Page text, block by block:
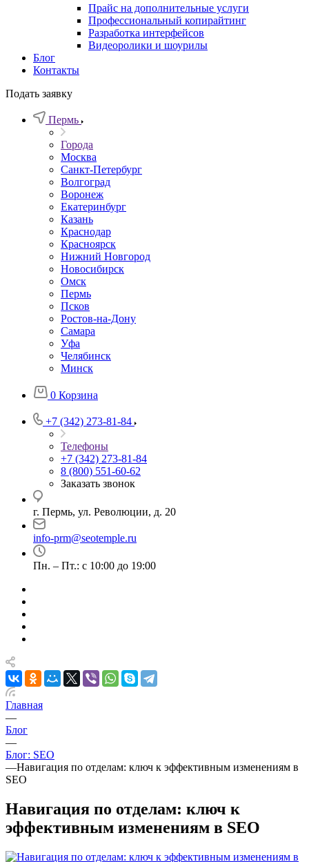
Прайс на дополнительные услуги
Профессиональный копирайтинг
Разработка интерфейсов
Видеоролики и шоурилы
Блог
Контакты
Подать заявку
Пермь
Города
Москва
Санкт-Петербург
Волгоград
Воронеж
Екатеринбург
Казань
Краснодар
Красноярск
Нижний Новгород
Новосибирск
Омск
Пермь
Псков
Ростов-на-Дону
Самара
Уфа
Челябинск
Минск
0 Корзина
+7 (342) 273-81-84
Телефоны
+7 (342) 273-81-84
8 (800) 551-60-62
Заказать звонок
г. Пермь, ул. Революции, д. 20
info-prm@seotemple.ru
Пн. – Пт.: с 10:00 до 19:00
Главная
—
Блог
—
Блог: SEO
—Навигация по отделам: ключ к эффективным изменениям в
SEO
Навигация по отделам: ключ к
эффективным изменениям в SEO